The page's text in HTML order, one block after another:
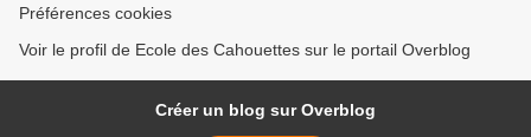
Préférences cookies
Voir le profil de Ecole des Cahouettes sur le portail Overblog
Créer un blog sur Overblog